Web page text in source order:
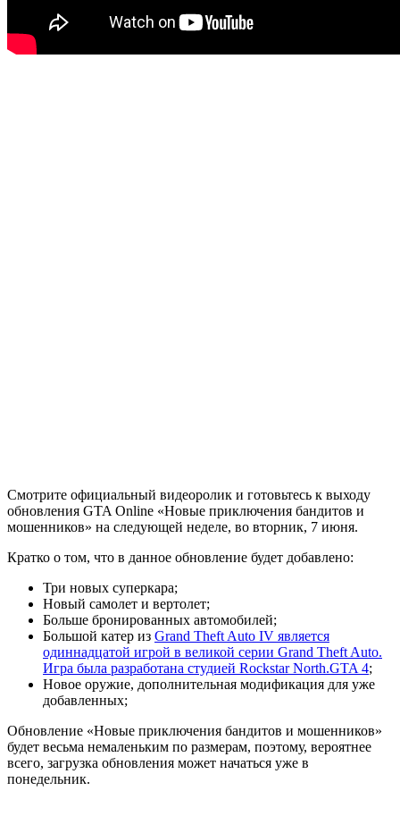
Смотрите официальный видеоролик и готовьтесь к выходу
обновления GTA Online «Новые приключения бандитов и
мошенников» на следующей неделе, во вторник, 7 июня.
Кратко о том, что в данное обновление будет добавлено:
Три новых суперкара;
Новый самолет и вертолет;
Больше бронированных автомобилей;
Большой катер из Grand Theft Auto IV является
одиннадцатой игрой в великой серии Grand Theft Auto.
Игра была разработана студией Rockstar North.GTA 4;
Новое оружие, дополнительная модификация для уже
добавленных;
Обновление «Новые приключения бандитов и мошенников»
будет весьма немаленьким по размерам, поэтому, вероятнее
всего, загрузка обновления может начаться уже в
понедельник.